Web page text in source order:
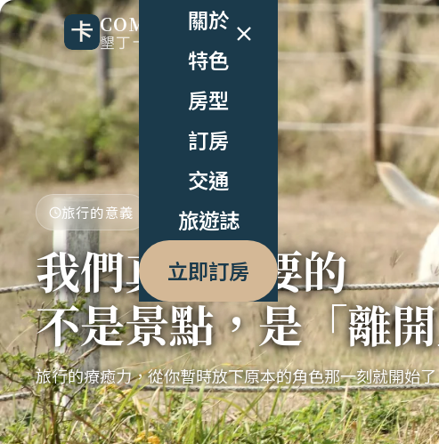
COMIC B&B
墾丁卡米克民宿
關於
特色
房型
訂房
交通
旅遊誌
立即訂房
旅行的意義
我們真正需要的
不是景點，是「離
旅行的療癒力，從你暫時放下原本的角色那一刻就開始了